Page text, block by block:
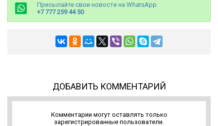
Присылайте свои новости на WhatsApp
+7 777 259 44 50
ДОБАВИТЬ КОММЕНТАРИЙ
Комментарии могут оставлять только
зарегистрированные пользователи.